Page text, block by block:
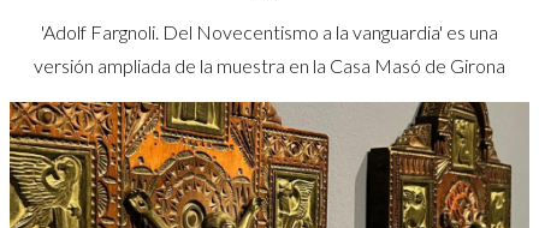
'Adolf Fargnoli. Del Novecentismo a la vanguardia' es una
versión ampliada de la muestra en la Casa Masó de Girona